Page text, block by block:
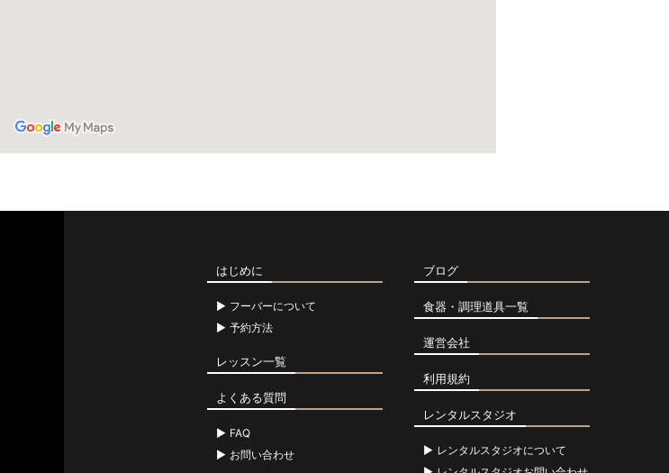
はじめに
フーバーについて
予約方法
レッスン一覧
よくある質問
FAQ
お問い合わせ
ブログ
食器・調理道具一覧
運営会社
利用規約
レンタルスタジオ
レンタルスタジオについて